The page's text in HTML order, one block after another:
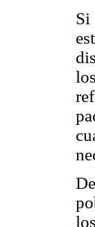
Si